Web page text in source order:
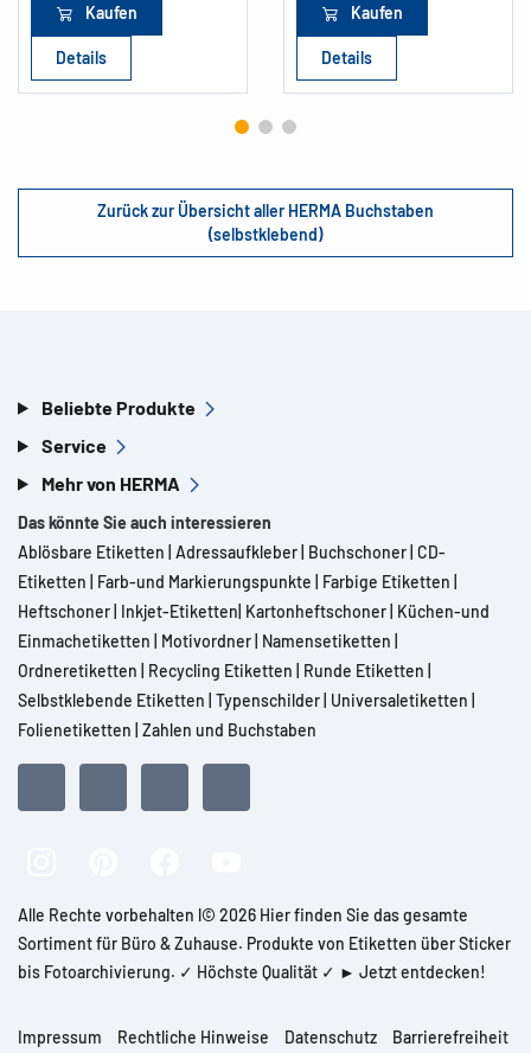
Kaufen
Details
Kaufen
Details
Zurück zur Übersicht aller HERMA Buchstaben
(selbstklebend)
Beliebte Produkte
Service
Mehr von HERMA
Das könnte Sie auch interessieren
Ablösbare Etiketten Adressaufkleber Buchschoner CD-
Etiketten
Farb-und Markierungspunkte Farbige Etiketten
Heftschoner Inkjet-Etiketten Kartonheftschoner Küchen-und
Einmachetiketten
Motivordner Namensetiketten
Ordneretiketten
Recycling Etiketten Runde Etiketten
Selbstklebende Etiketten Typenschilder Universaletiketten
Folienetiketten Zahlen und Buchstaben
Alle Rechte vorbehalten l© 2026 Hier finden Sie das gesamte
Sortiment für Büro & Zuhause. Produkte von Etiketten über Sticker
bis Fotoarchivierung. ✓ Höchste Qualität ✓ ► Jetzt entdecken!
Impressum Rechtliche Hinweise Datenschutz Barrierefreiheit